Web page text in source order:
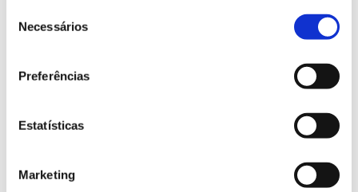
Necessários
Preferências
Estatísticas
Marketing
necessárias para construir uma nau?
Quando se iniciaram as preocupações